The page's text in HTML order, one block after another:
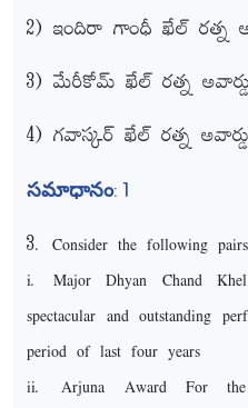
2) ఇందిరా గాంధీ ఖేల్‌ రత్న
3) మేరీకోమ్‌ ఖేల్‌ రత్న అవార్డు
4) గవాస్కర్‌ ఖేల్‌ రత్న అవార్డు
సమాధానం: 1
3. Consider the following
i. Major Dhyan Chand
spectacular and outstanding
period of last four years
ii. Arjuna Award For the